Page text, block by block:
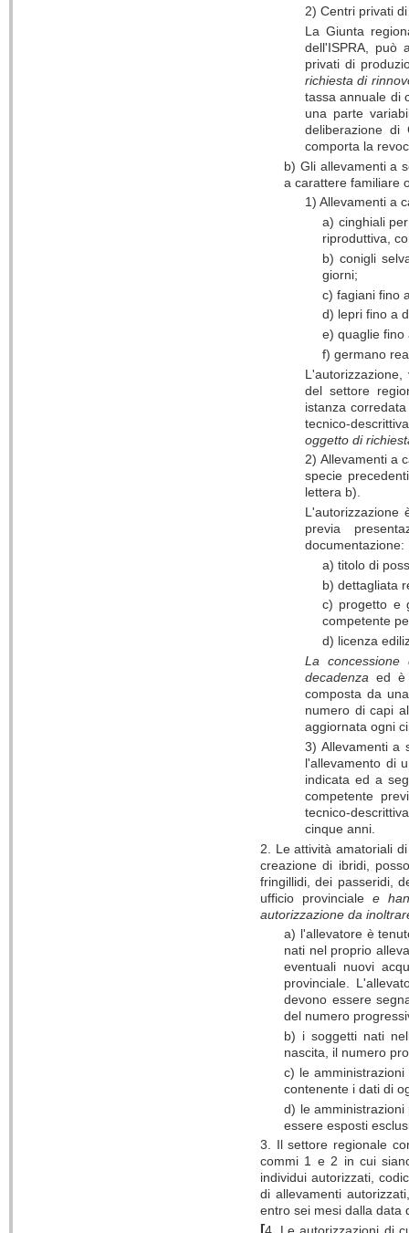
2) Centri privati
La Giunta
dell'ISPRA, può
privati di
richiesta di
tassa annuale di
una parte
deliberazione di
comporta la
b) Gli allevamenti a
a carattere familiare
1) Allevamenti a
a) cinghiali
riproduttiva,
b) conigli
giorni;
c) fagiani fino
d) lepri fino a
e) quaglie fino
f) germano
del settore
istanza
tecnico-
oggetto di
2) Allevamenti a
specie
lettera b).
L'autorizzazione
previa
documentazione:
a) titolo di
b) dettagliata
c) progetto e
competente
d) licenza
La
decadenza ed è
composta da
numero di capi
aggiornata ogni
3) Allevamenti a
l'allevamento di
indicata ed a
competente
tecnico-
cinque anni.
2. Le attività amatoriali
creazione di ibridi,
fringillidi, dei passeridi,
ufficio provinciale e
autorizzazione da
a) l'allevatore è
nati nel proprio
eventuali nuovi
provinciale.
devono essere
del numero
b) i soggetti nati
nascita, il numero
c) le
contenente i dati di
d) le amministrazioni
essere esposti
3. Il settore regionale
commi 1 e 2 in cui
individui autorizzati,
di allevamenti
entro sei mesi dalla data